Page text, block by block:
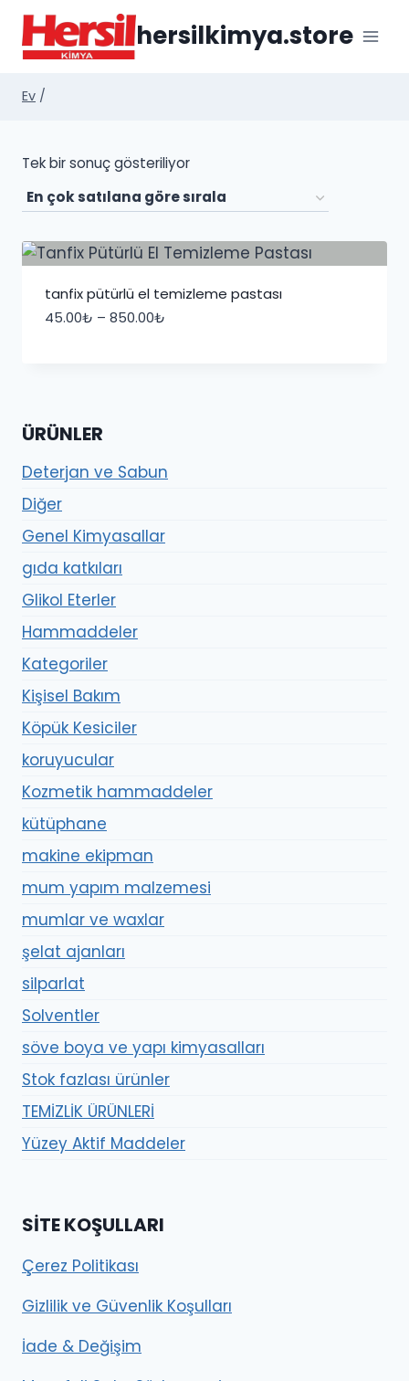
İçeriğe
geç
hersilkimya.store
Ev /
Tek bir sonuç gösteriliyor
tanfix pütürlü el temizleme pastası
45.00₺ – 850.00₺Fiyat
ÜRÜNLER
Deterjan ve Sabun
Diğer
Genel Kimyasallar
gıda katkıları
Glikol Eterler
Hammaddeler
Kategoriler
Kişisel Bakım
Köpük Kesiciler
koruyucular
Kozmetik hammaddeler
kütüphane
makine ekipman
mum yapım malzemesi
mumlar ve waxlar
şelat ajanları
silparlat
Solventler
söve boya ve yapı kimyasalları
Stok fazlası ürünler
TEMİZLİK ÜRÜNLERİ
Yüzey Aktif Maddeler
SITE KOŞULLARI
Çerez Politikası
Gizlilik ve Güvenlik Koşulları
İade & Değişim